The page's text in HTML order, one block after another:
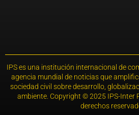
IPS es una institución internacional de
agencia mundial de noticias que
sociedad civil sobre desarrollo,
ambiente. Copyright © 2025 IPS-Inter
derechos